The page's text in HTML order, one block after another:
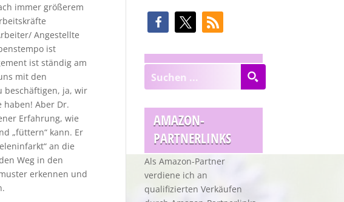
immer größerem
Angestellte
ist
ist ständig am
mit den
beschäftigen, ja, wir
haben! Aber Dr.
Erfahrung, wie
„füttern“ kann. Er
an die
Weg in den
erkennen und
AMAZON-
PARTNERLINKS
Als Amazon-Partner
verdiene ich an
qualifizierten Verkäufen